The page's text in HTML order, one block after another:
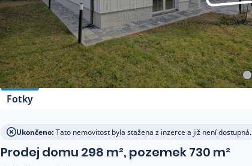
Fotky
Ukončeno: Tato nemovitost byla stažena z inzerce a již není dostupná.
Prodej domu 298 m², pozemek 730 m²